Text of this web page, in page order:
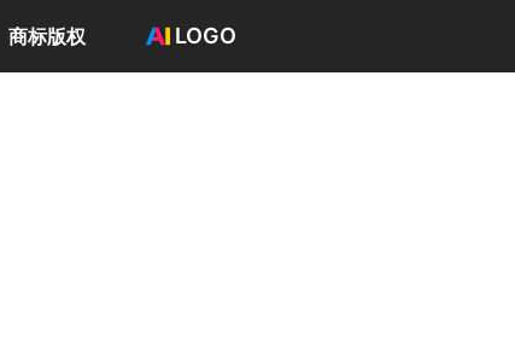
商标版权 LOGO